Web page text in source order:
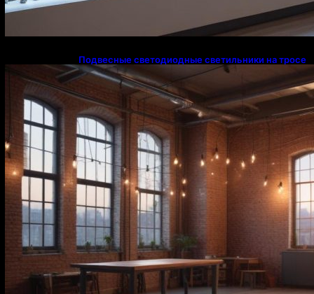
Подвесные светодиодные светильники на тросе